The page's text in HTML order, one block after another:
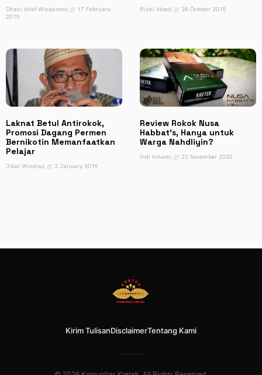
Dhani Arief Wicaksono
17 February
2019
Rizki Abadi 28 October 2015
Laknat Betul Antirokok,
Promosi Dagang Permen
Bernikotin Memanfaatkan
Pelajar
Jibal Windiaz 3 January 2019
Review Rokok Nusa
Habbat’s, Hanya untuk
Warga Nahdliyin?
Indi Hikami 22 November 2020
Kirim TulisanDisclaimerTentang Kami